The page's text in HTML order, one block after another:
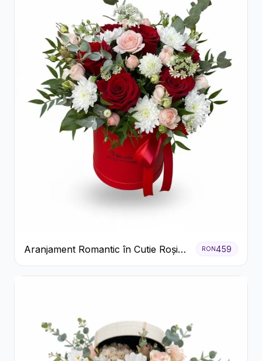
Aranjament Romantic în Cutie Roșie
cu Trandafiri și Crizanteme
RON459